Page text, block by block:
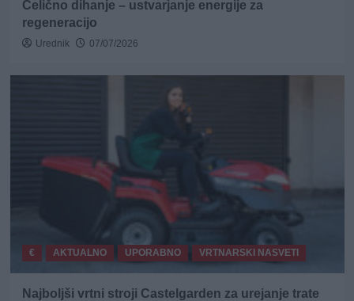
Celično dihanje – ustvarjanje energije za
regeneracijo
Urednik 07/07/2026
€ AKTUALNO UPORABNO VRTNARSKI NASVETI
Najboljši vrtni stroji Castelgarden za urejanje trate